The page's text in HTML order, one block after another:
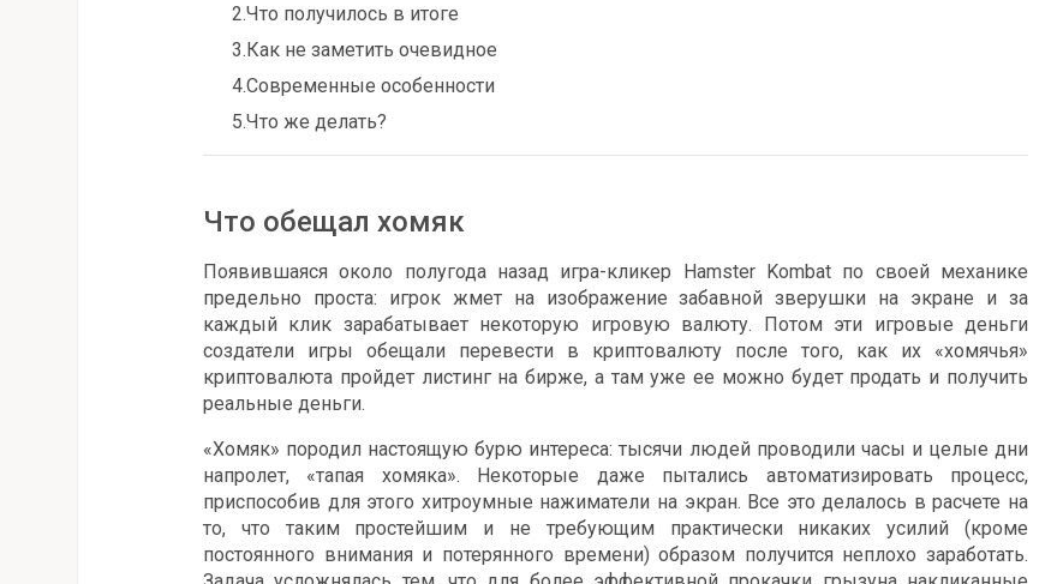
2.Что получилось в итоге
3.Как не заметить очевидное
4.Современные особенности
5.Что же делать?
Что обещал хомяк
Появившаяся около полугода назад игра-кликер Hamster Kombat по своей механике
предельно проста: игрок жмет на изображение забавной зверушки на экране и за
каждый клик зарабатывает некоторую игровую валюту. Потом эти игровые деньги
создатели игры обещали перевести в криптовалюту после того, как их «хомячья»
криптовалюта пройдет листинг на бирже, а там уже ее можно будет продать и получить
реальные деньги.
«Хомяк» породил настоящую бурю интереса: тысячи людей проводили часы и целые дни
напролет, «тапая хомяка». Некоторые даже пытались автоматизировать процесс,
приспособив для этого хитроумные нажиматели на экран. Все это делалось в расчете на
то, что таким простейшим и не требующим практически никаких усилий (кроме
постоянного внимания и потерянного времени) образом получится неплохо заработать.